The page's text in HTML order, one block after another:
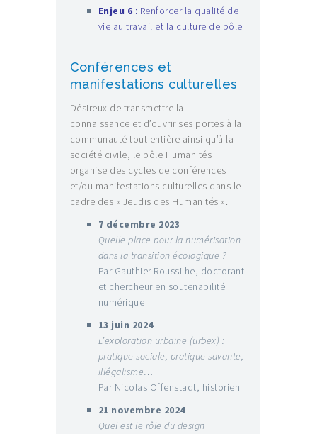
Enjeu 6 : Renforcer la qualité de
vie au travail et la culture de pôle
Conférences et
manifestations culturelles
Désireux de transmettre la
connaissance et d’ouvrir ses portes à la
communauté tout entière ainsi qu’à la
société civile, le pôle Humanités
organise des cycles de conférences
et/ou manifestations culturelles dans le
cadre des « Jeudis des Humanités ».
7 décembre 2023
Quelle place pour la numérisation
dans la transition écologique ?
Par Gauthier Roussilhe, doctorant
et chercheur en soutenabilité
numérique
13 juin 2024
L’exploration urbaine (urbex) :
pratique sociale, pratique savante,
illégalisme…
Par Nicolas Offenstadt, historien
21 novembre 2024
Quel est le rôle du design